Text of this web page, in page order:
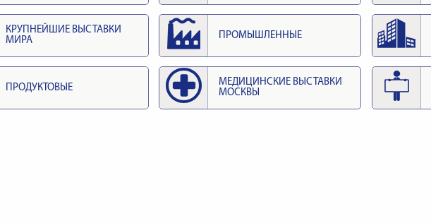
КРУПНЕЙШИЕ ВЫСТАВКИ
МИРА
ПРОМЫШЛЕННЫЕ
ПРОДУКТОВЫЕ
МЕДИЦИНСКИЕ ВЫСТАВКИ
МОСКВЫ